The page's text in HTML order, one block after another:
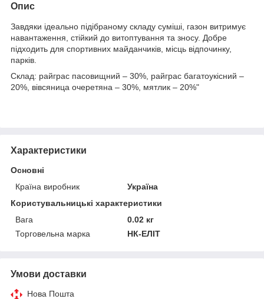
Опис
Завдяки ідеально підібраному складу суміші, газон витримує
навантаження, стійкий до витоптування та зносу. Добре
підходить для спортивних майданчиків, місць відпочинку,
парків.
Склад: райграс пасовищний – 30%, райграс багатоукісний –
20%, вівсяница очеретяна – 30%, мятлик – 20%"
Характеристики
Основні
Країна виробник
Україна
Користувальницькі характеристики
Вага
0.02 кг
Торговельна марка
НК-ЕЛІТ
Умови доставки
Нова Пошта